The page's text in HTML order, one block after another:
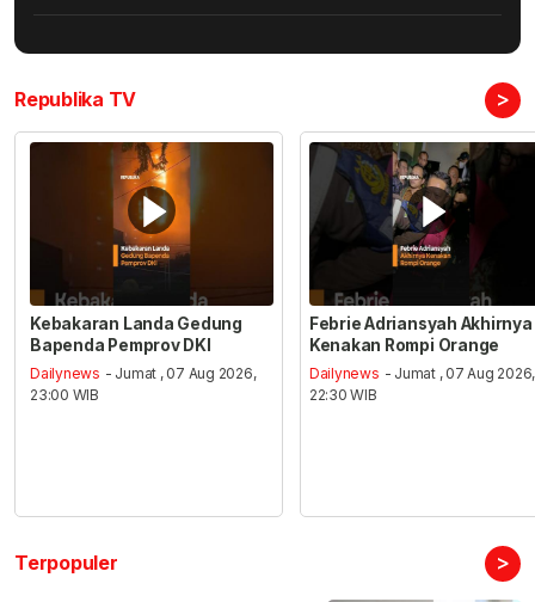
Republika TV >
Kebakaran Landa Gedung
Bapenda Pemprov DKI
Dailynews - Jumat , 07 Aug 2026,
23:00 WIB
Febrie Adriansyah Akhirnya
Kenakan Rompi Orange
Dailynews - Jumat , 07 Aug 2026,
22:30 WIB
Terpopuler >